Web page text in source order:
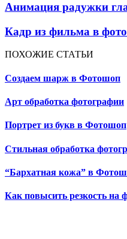
Анимация радужки
Кадр из фильма в
ПОХОЖИЕ СТАТЬИ
Создаем шарж в Фотошоп
Арт обработка фотографии
Портрет из букв в Фотошоп
Стильная обработка
“Бархатная кожа” в
Как повысить резкость на